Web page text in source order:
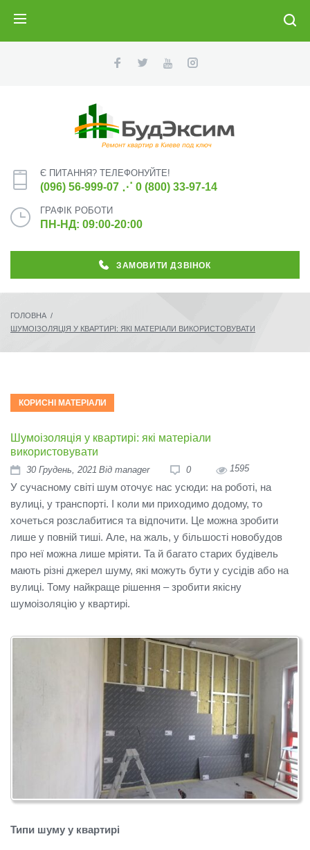
Є ПИТАННЯ? ТЕЛЕФОНУЙТЕ!
(096) 56-999-07 ⋰ 0 (800) 33-97-14
ГРАФІК РОБОТИ
ПН-НД: 09:00-20:00
ЗАМОВИТИ ДЗВІНОК
ГОЛОВНА /
ШУМОІЗОЛЯЦІЯ У КВАРТИРІ: ЯКІ МАТЕРІАЛИ ВИКОРИСТОВУВАТИ
КОРИСНІ МАТЕРІАЛИ
Шумоізоляція у квартирі: які матеріали
використовувати
30 Грудень, 2021 Від manager 0 1595
У сучасному світі шум оточує нас усюди: на роботі, на
вулиці, у транспорті. І коли ми приходимо додому, то
хочеться розслабитися та відпочити. Це можна зробити
лише у повній тиші. Але, на жаль, у більшості новобудов
про неї можна лише мріяти. Та й багато старих будівель
мають різні джерел шуму, які можуть бути у сусідів або на
вулиці. Тому найкраще рішення – зробити якісну
шумоізоляцію у квартирі.
Типи шуму у квартирі